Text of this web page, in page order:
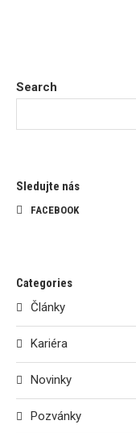
Search
Sledujte nás
FACEBOOK
Categories
Články
Kariéra
Novinky
Pozvánky